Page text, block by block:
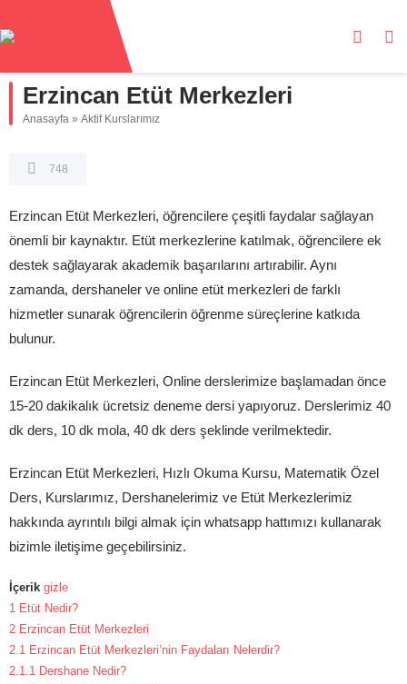
Erzincan Etüt Merkezleri
Anasayfa » Aktif Kurslarımız
748
Erzincan Etüt Merkezleri, öğrencilere çeşitli faydalar sağlayan
önemli bir kaynaktır. Etüt merkezlerine katılmak, öğrencilere ek
destek sağlayarak akademik başarılarını artırabilir. Aynı
zamanda, dershaneler ve online etüt merkezleri de farklı
hizmetler sunarak öğrencilerin öğrenme süreçlerine katkıda
bulunur.
Erzincan Etüt Merkezleri, Online derslerimize başlamadan önce
15-20 dakikalık ücretsiz deneme dersi yapıyoruz. Derslerimiz 40
dk ders, 10 dk mola, 40 dk ders şeklinde verilmektedir.
Erzincan Etüt Merkezleri, Hızlı Okuma Kursu, Matematik Özel
Ders, Kurslarımız, Dershanelerimiz ve Etüt Merkezlerimiz
hakkında ayrıntılı bilgi almak için whatsapp hattımızı kullanarak
bizimle iletişime geçebilirsiniz.
İçerik gizle
1 Etüt Nedir?
2 Erzincan Etüt Merkezleri
2.1 Erzincan Etüt Merkezleri’nin Faydaları Nelerdir?
2.1.1 Dershane Nedir?